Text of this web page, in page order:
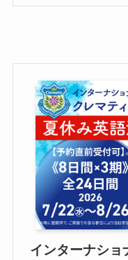
インターナショ